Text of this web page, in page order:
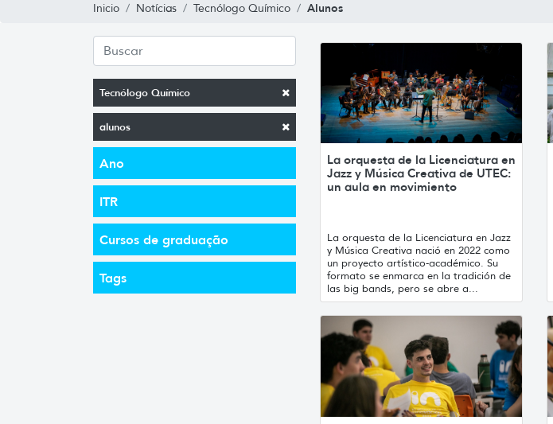
Inicio Notícias Tecnólogo Químico Alunos
Tecnólogo Químico
alunos
Ano
ITR
Cursos de graduação
Tags
La orquesta de la Licenciatura en
Jazz y Música Creativa de UTEC:
un aula en movimiento
La orquesta de la Licenciatura en Jazz
y Música Creativa nació en 2022 como
un proyecto artístico-académico. Su
formato se enmarca en la tradición de
las big bands, pero se abre a...